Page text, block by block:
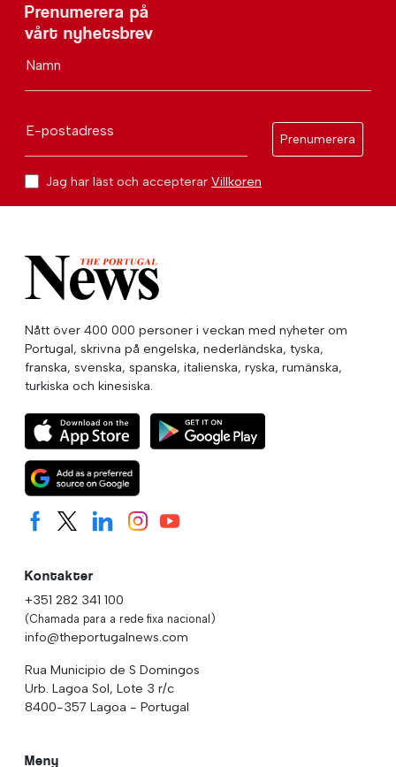
Prenumerera på
vårt nyhetsbrev
Namn
E-postadress
Prenumerera
Jag har läst och accepterar Villkoren
Nått över 400 000 personer i veckan med nyheter om
Portugal, skrivna på engelska, nederländska, tyska,
franska, svenska, spanska, italienska, ryska, rumänska,
turkiska och kinesiska.
Kontakter
+351 282 341 100
(Chamada para a rede fixa nacional)
info@theportugalnews.com
Rua Municipio de S Domingos
Urb. Lagoa Sol, Lote 3 r/c
8400-357 Lagoa - Portugal
Meny